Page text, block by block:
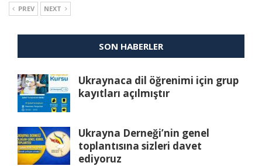
PREV NEXT
SON HABERLER
Ukraynaca dil öğrenimi için grup
kayıtları açılmıştır
Ukrayna Derneği’nin genel
toplantısına sizleri davet
ediyoruz